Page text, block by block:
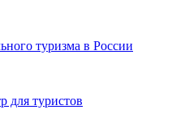
туризма в России
туристов